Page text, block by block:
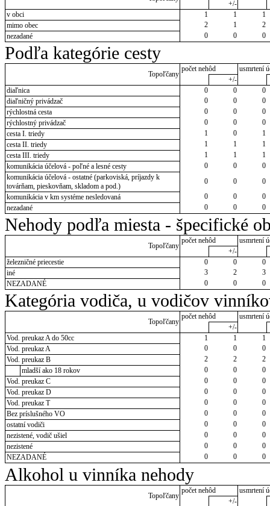
+/-
v obci
1 1
1
mimo obec
2 1
2
nezadané
0 0 0
Podľa kategórie cesty
Topoľčany
počet nehôd
usmrtení
+/-
diaľnica
0 0
0
diaľničný privádzač
0 0
0
rýchlostná cesta
0 0
0
rýchlostný privádzač
0 0
0
cesta I. triedy
1 0
1
cesta II. triedy
1 1
1
cesta III. triedy
1 1
1
komunikácia účelová - poľné a lesné cesty
0 0
0
komunikácia účelová - ostatné (parkoviská, príjazdy k
továrňam, pieskovňam, skladom a pod.)
0 0
0
komunikácia v km systéme nesledovaná
0 0
0
nezadané
0 0 0
Nehody podľa miesta - špecifické
Topoľčany
počet nehôd
usmrtení
+/-
železničné priecestie
0 0
0
iné
3 2
3
NEZADANÉ
0 0 0
Kategória vodiča, u vodičov
Topoľčany
počet nehôd
usmrtení
+/-
Vod. preukaz A do 50cc
1 1
1
Vod. preukaz A
0 0
0
Vod. preukaz B
2 2
2
mladší ako 18 rokov
0 0
0
Vod. preukaz C
0 0
0
Vod. preukaz D
0 0
0
Vod. preukaz T
0 0
0
Bez príslušného VO
0 0
0
ostatní vodiči
0 0
0
nezistené, vodič ušiel
0 0
0
nezistené
0 0
0
NEZADANÉ
0 0 0
Alkohol u vinníka nehody
Topoľčany
počet nehôd
usmrtení
+/-